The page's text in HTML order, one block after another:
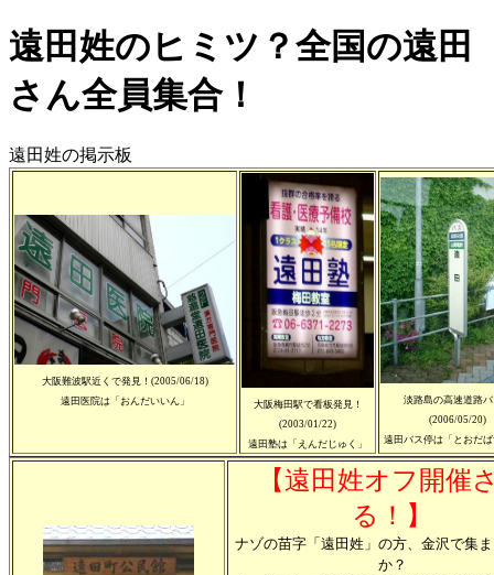
遠田姓のヒミツ？全国の遠田
さん全員集合！
遠田姓の掲示板
大阪難波駅近くで発見！(2005/06/18)
遠田医院は「おんだいいん」
大阪梅田駅で看板発見！
(2003/01/22)
遠田塾は「えんだじゅく」
淡路島の高速道路
(2006/05/20)
遠田バス停は「とおだ
【遠田姓オフ開催
る！】
ナゾの苗字「遠田姓」の方、金沢で集
か？